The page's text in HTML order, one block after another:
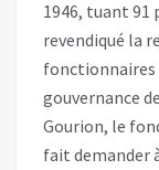
1946, tuant 91
revendiqué la
fonctionnaires
gouvernance
Gourion, le
fait demander